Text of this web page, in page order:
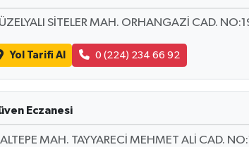
SİTELER MAH. ORHANGAZİ CAD.
Yol Tarifi Al 0 (224) 234 66 92
Eczanesi
MAH. TAYYARECİ MEHMET ALİ CAD.